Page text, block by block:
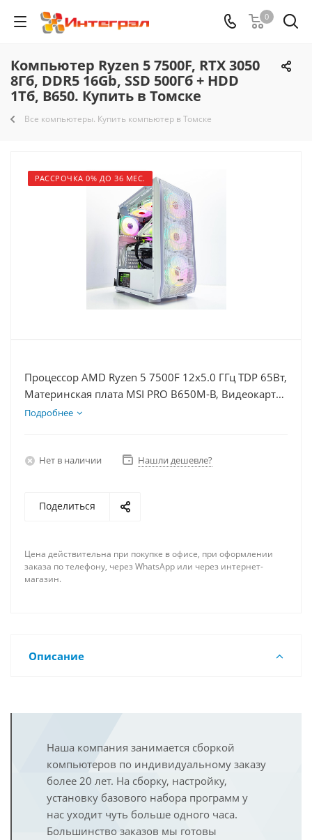
0
Компьютер Ryzen 5 7500F, RTX 3050
8Гб, DDR5 16Gb, SSD 500Гб + HDD
1Тб, B650. Купить в Томске
Все компьютеры. Купить компьютер в Томске
РАССРОЧКА 0% ДО 36 МЕС.
Процессор AMD Ryzen 5 7500F 12x5.0 ГГц TDP 65Вт,
Материнская плата MSI PRO B650M-B, Видеокарта
RTX 3050 8Гб, Память DDR5 16Gb, Диски
Подробнее
Нет в наличии Нашли дешевле?
Поделиться
Цена действительна при покупке в офисе, при оформлении
заказа по телефону, через WhatsApp или через интернет-
магазин.
Описание
Наша компания занимается сборкой
компьютеров по индивидуальному заказу
более 20 лет. На сборку, настройку,
установку базового набора программ у
нас уходит чуть больше одного часа.
Большинство заказов мы готовы